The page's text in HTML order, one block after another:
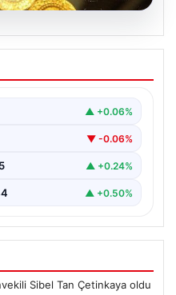
2026: Altın
oldu?
▲ +0.06%
▼ -0.06%
▲ +0.24%
▲ +0.50%
Sibel Tan Çetinkaya oldu